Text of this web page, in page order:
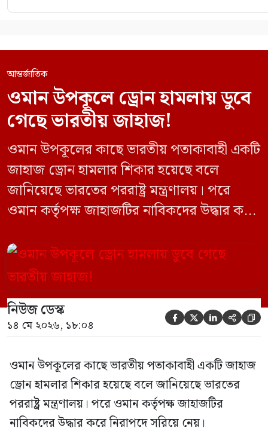
আন্তর্জাতিক
ওমান উপকূলে ড্রোন হামলায় ডুবে
গেছে ভারতীয় জাহাজ!
ওমান উপকূলের কাছে ভারতীয় পতাকাবাহী একটি
জাহাজ ড্রোন হামলার শিকার হয়েছে বলে
জানিয়েছে ভারতের পররাষ্ট্র মন্ত্রণালয়। পরে
ওমান কর্তৃপক্ষ জাহাজটির নাবিকদের উদ্ধার করে
পর সাগরে পুরোপুরি ডুবে যায় ওই জাহাজটি।
‘এমএসভি হাজি আলি’ (Haji Ali) নামের
কার্গো শিপের উপর এই হামলার ঘটনায় তীব্র
উদ্বেগ প্রকাশ করেছে নয়াদিল্লি। প্রাথমিক […]
নিউজ ডেস্ক
১৪ মে ২০২৬, ১৮:০৪     
ওমান উপকূলের কাছে ভারতীয় পতাকাবাহী একটি জাহাজ
ড্রোন হামলার শিকার হয়েছে বলে জানিয়েছে ভারতের
পররাষ্ট্র মন্ত্রণালয়। পরে ওমান কর্তৃপক্ষ জাহাজটির
নাবিকদের উদ্ধার করে নিরাপদে সরিয়ে নেয়।